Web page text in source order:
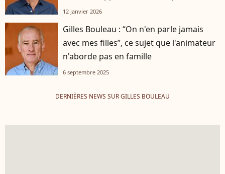
12 janvier 2026
Gilles Bouleau : “On n'en parle jamais
avec mes filles”, ce sujet que l'animateur
n'aborde pas en famille
6 septembre 2025
DERNIÈRES NEWS SUR GILLES BOULEAU